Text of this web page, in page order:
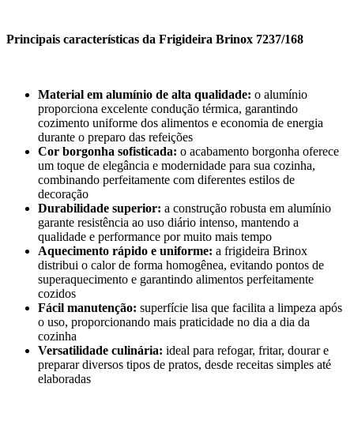
Principais características da Frigideira Brinox 7237/168
Material em alumínio de alta qualidade: o alumínio
proporciona excelente condução térmica, garantindo
cozimento uniforme dos alimentos e economia de energia
durante o preparo das refeições
Cor borgonha sofisticada: o acabamento borgonha oferece
um toque de elegância e modernidade para sua cozinha,
combinando perfeitamente com diferentes estilos de
decoração
Durabilidade superior: a construção robusta em alumínio
garante resistência ao uso diário intenso, mantendo a
qualidade e performance por muito mais tempo
Aquecimento rápido e uniforme: a frigideira Brinox
distribui o calor de forma homogênea, evitando pontos de
superaquecimento e garantindo alimentos perfeitamente
cozidos
Fácil manutenção: superfície lisa que facilita a limpeza após
o uso, proporcionando mais praticidade no dia a dia da
cozinha
Versatilidade culinária: ideal para refogar, fritar, dourar e
preparar diversos tipos de pratos, desde receitas simples até
elaboradas